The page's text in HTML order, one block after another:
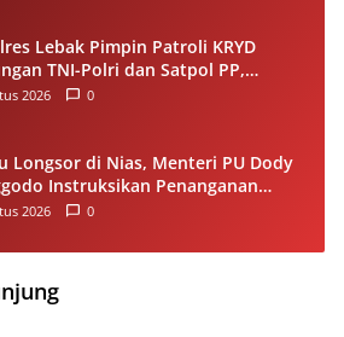
Lebak Pimpin Patroli KRYD
TNI-Polri dan Satpol PP,
Curanmor hingga Balap Liar
2026 0
Longsor di Nias, Menteri PU Dody
Instruksikan Penanganan
agar Kerusakan Tak
2026 0